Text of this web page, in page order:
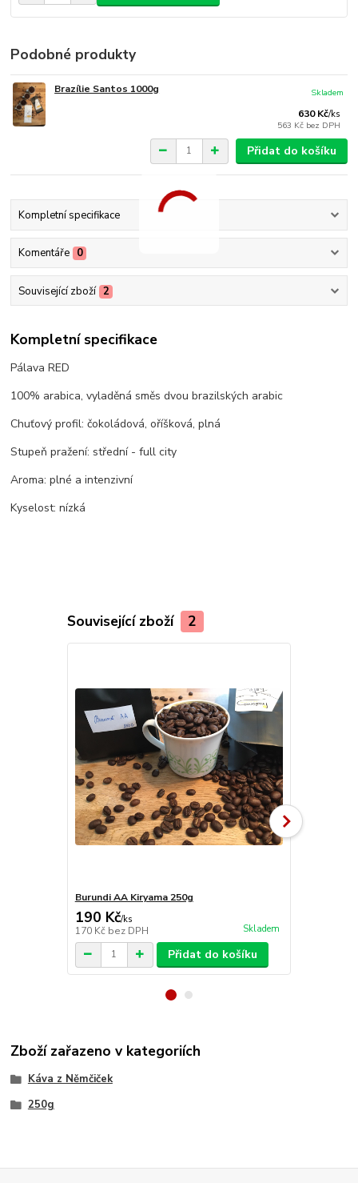
Podobné produkty
Brazílie Santos 1000g
630 Kč/ks
563 Kč bez DPH
Skladem
Přidat do košíku
Kompletní specifikace
Komentáře 0
Související zboží 2
Kompletní specifikace
Pálava RED
100% arabica, vyladěná směs dvou brazilských arabic
Chuťový profil: čokoládová, oříšková, plná
Stupeň pražení: střední - full city
Aroma: plné a intenzivní
Kyselost: nízká
Související zboží 2
Burundi AA Kiryama 250g
190 Kč/ks
170 Kč bez DPH Skladem
Přidat do košíku
Zboží zařazeno v kategoriích
Káva z Němčiček
250g